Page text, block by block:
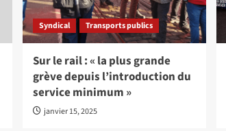
Syndical Transports publics
Sur le rail : « la plus grande
grève depuis l’introduction du
service minimum »
janvier 15, 2025